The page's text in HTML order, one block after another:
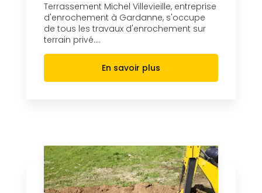
Terrassement Michel Villevieille, entreprise
d'enrochement à Gardanne, s'occupe
de tous les travaux d'enrochement sur
terrain privé....
En savoir plus